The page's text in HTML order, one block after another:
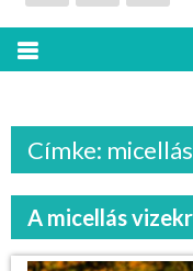
Címke:
A micellás